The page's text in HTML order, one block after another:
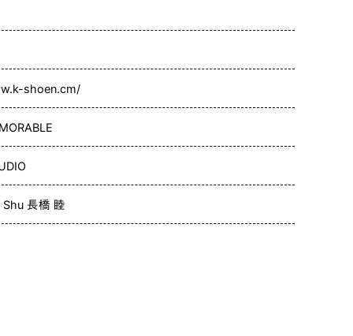
shoen.cm/
長橋 睦